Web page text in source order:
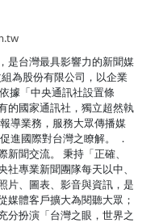
是台灣最具影響力的新聞媒
為股份有限公司，以企業
據「中央通訊社設置條
的國家通訊社，獨立超然執
導業務，服務大眾傳播媒
進國際對台灣之瞭解。 ．
聞交流。 秉持「正確、
專業新聞團隊每天以中、
片、圖表、影音與資訊，是
媒體客戶擴大為閱聽大眾；
分扮演「台灣之眼，世界之